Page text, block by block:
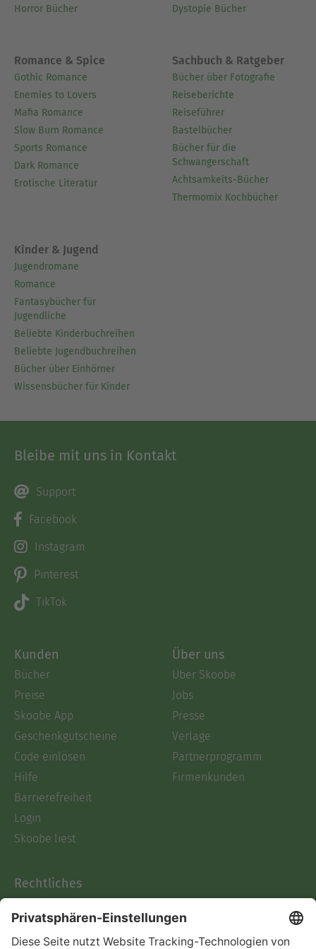
Buches).
2. Teils des Buches.
Ausblenden
Horror Bücher
Dystopie Bücher
Romance & Spice
Gothic Romance
Enemies to Lovers
Mafia Romance
Slow Burn Romance
Sports Romance
Dark Romance
Erotische Literatur
Sachbuch & Ratgeber
Bücher über Fotografie
Reiseberichte
Reiseführer
Bastelbücher
Bücher für die
Schwangerschaft
Achtsamkeits-Bücher
Thermomix Kochbücher
Kinder & Jugend
Jugendromane
Romance
Fantasybücher für
Jugendliche
Beliebte Kinderbuchreihen
Beliebte Jugendbuchreihen
Bücher über Einhörner
Wissensbücher für Kinder
Bleibe mit uns in Kontakt
Support
Facebook
Instagram
Pinterest
TikTok
Kunden
Bücher
Preise
Skoobe App
Geschenkgutscheine
Code einlösen
Hilfe
Barrierefreiheit
Login
Skoobe liest
Über uns
Über Skoobe
Jobs
Presse
Verlage
Partnerprogramm
Firmenkunden
Rechtliches
AGB
Informationen nach Data